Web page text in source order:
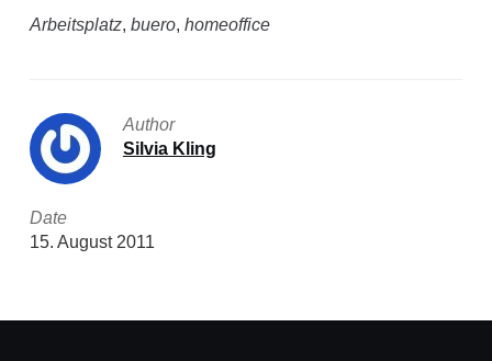
Arbeitsplatz, buero, homeoffice
Author
Silvia Kling
Date
15. August 2011